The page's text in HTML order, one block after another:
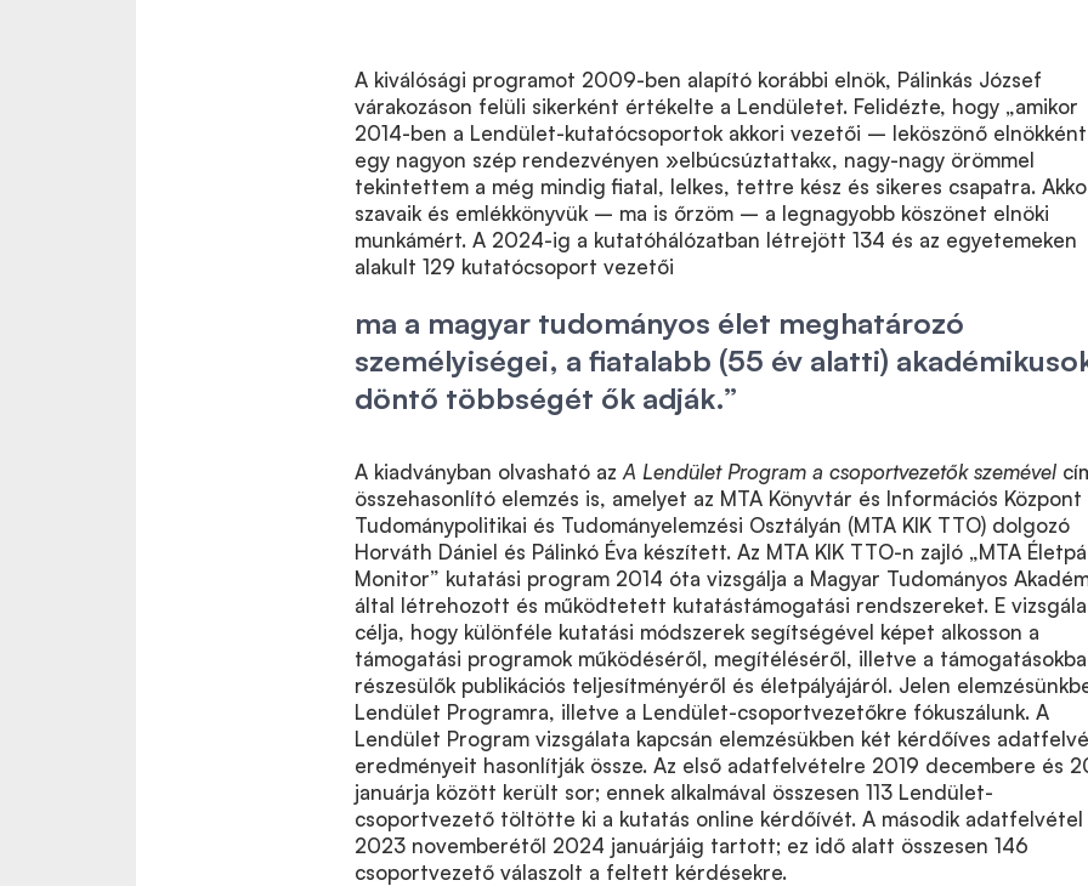
A kiválósági programot 2009-ben alapító korábbi elnök, Pálinkás József
várakozáson felüli sikerként értékelte a Lendületet. Felidézte, hogy „amikor
2014-ben a Lendület-kutatócsoportok akkori vezetői – leköszönő
egy nagyon szép rendezvényen »elbúcsúztattak«, nagy-nagy örömmel
tekintettem a még mindig fiatal, lelkes, tettre kész és sikeres csapatra.
szavaik és emlékkönyvük – ma is őrzöm – a legnagyobb köszönet elnöki
munkámért. A 2024-ig a kutatóhálózatban létrejött 134 és az egyetemeken
alakult 129 kutatócsoport vezetői
ma a magyar tudományos élet meghatározó
személyiségei, a fiatalabb (55 év alatti)
döntő többségét ők adják.”
A kiadványban olvasható az A Lendület Program a csoportvezetők szemével
összehasonlító elemzés is, amelyet az MTA Könyvtár és Információs Központ
Tudománypolitikai és Tudományelemzési Osztályán (MTA KIK TTO) dolgozó
Horváth Dániel és Pálinkó Éva készített. Az MTA KIK TTO-n zajló „MTA
Monitor” kutatási program 2014 óta vizsgálja a Magyar Tudományos
által létrehozott és működtetett kutatástámogatási rendszereket. E
célja, hogy különféle kutatási módszerek segítségével képet alkosson a
támogatási programok működéséről, megítéléséről, illetve a
részesülők publikációs teljesítményéről és életpályájáról. Jelen
Lendület Programra, illetve a Lendület-csoportvezetőkre fókuszálunk. A
Lendület Program vizsgálata kapcsán elemzésükben két kérdőíves
eredményeit hasonlítják össze. Az első adatfelvételre 2019 decembere és
januárja között került sor; ennek alkalmával összesen 113 Lendület-
csoportvezető töltötte ki a kutatás online kérdőívét. A második adatfelvétel
2023 novemberétől 2024 januárjáig tartott; ez idő alatt összesen 146
csoportvezető válaszolt a feltett kérdésekre.